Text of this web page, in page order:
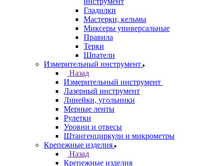
Гладилки
Мастерки, кельмы
Миксеры универсальные
Правила
Терки
Шпатели
Измерительный инструмент
Назад
Измерительный инструмент
Лазерный инструмент
Линейки, угольники
Мерные ленты
Рулетки
Уровни и отвесы
Штангенциркули и микрометры
Крепежные изделия
Назад
Крепежные изделия